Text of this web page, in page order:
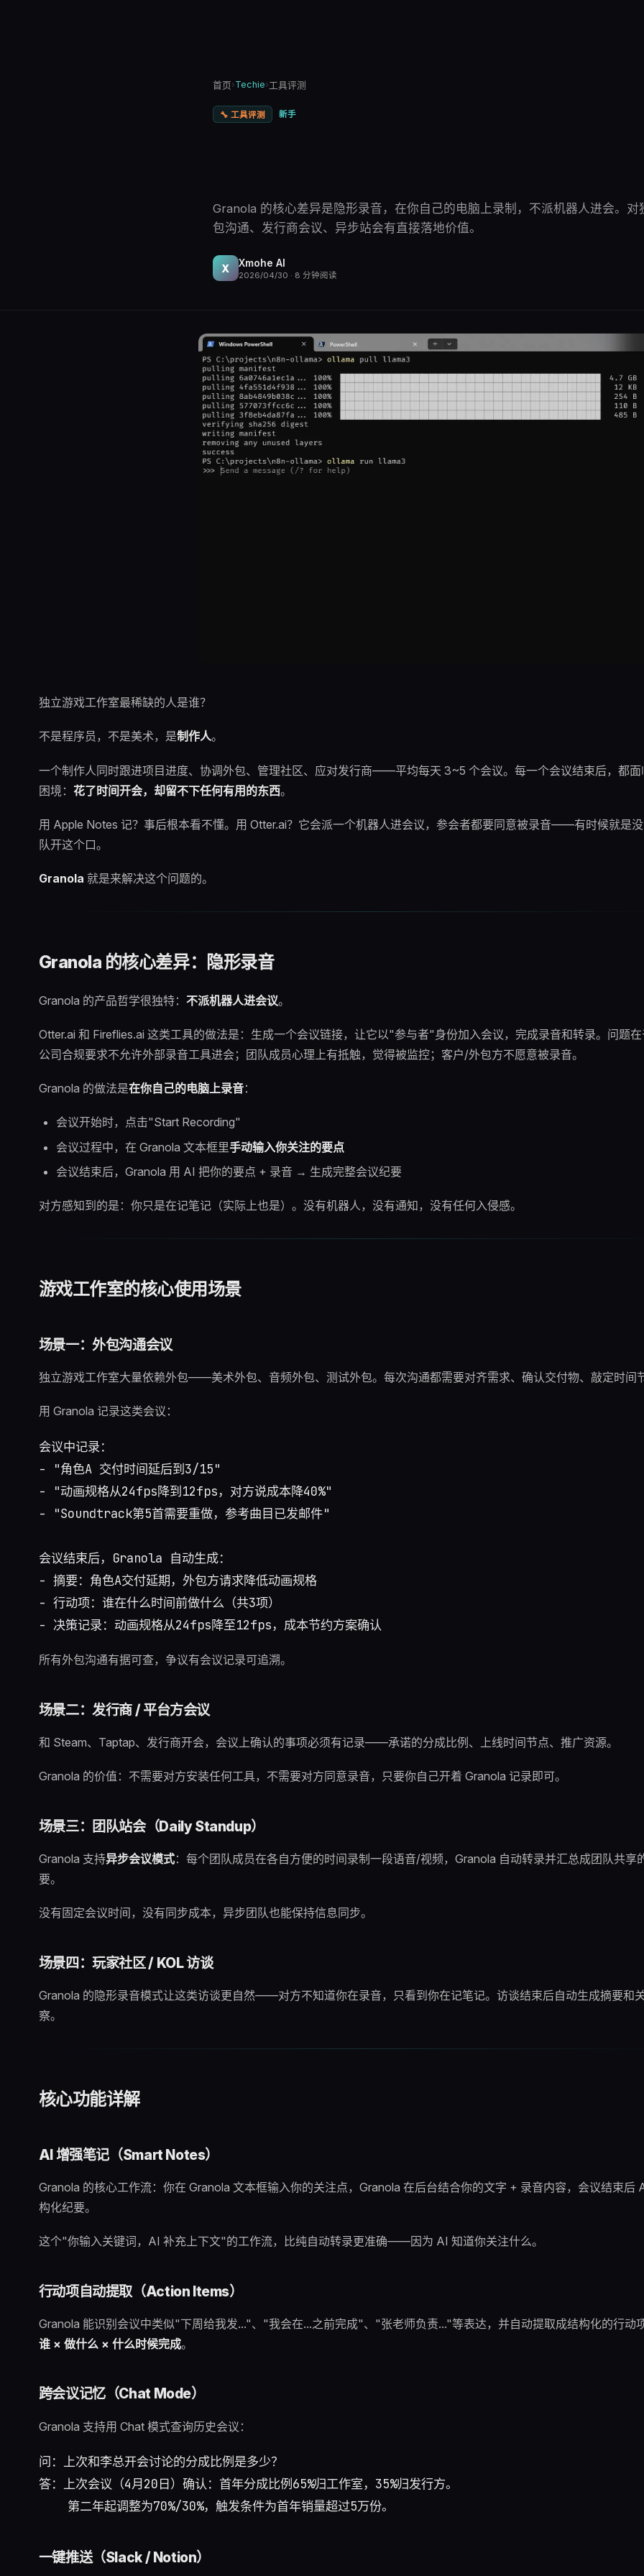
首页›Techie›工具评测
🔧 工具评测 新手
Granola 的核心差异是隐形录音，在你自己的电脑上录制，不派机器人进会。对
包沟通、发行商会议、异步站会有直接落地价值。
X Xmohe AI
2026/04/30 · 8 分钟阅读
独立游戏工作室最稀缺的人是谁？
不是程序员，不是美术，是制作人。
一个制作人同时跟进项目进度、协调外包、管理社区、应对发行商——平均每天 3~5 个会议。每一个会议结束后，都面
困境： 花了时间开会，却留不下任何有用的东西。
用 Apple Notes 记？事后根本看不懂。用 Otter.ai？它会派一个机器人进会议，参会者都要同意被录音——有时候就是
队开这个口。
Granola 就是来解决这个问题的。
Granola 的核心差异：隐形录音
Granola 的产品哲学很独特： 不派机器人进会议。
Otter.ai 和 Fireflies.ai 这类工具的做法是：生成一个会议链接，让它以"参与者"身份加入会议，完成录音和转录。问题
公司合规要求不允许外部录音工具进会；团队成员心理上有抵触，觉得被监控；客户/外包方不愿意被录音。
Granola 的做法是在你自己的电脑上录音：
会议开始时，点击"Start Recording"
会议过程中，在 Granola 文本框里手动输入你关注的要点
会议结束后，Granola 用 AI 把你的要点 + 录音 → 生成完整会议纪要
对方感知到的是：你只是在记笔记（实际上也是）。没有机器人，没有通知，没有任何入侵感。
游戏工作室的核心使用场景
场景一：外包沟通会议
独立游戏工作室大量依赖外包——美术外包、音频外包、测试外包。每次沟通都需要对齐需求、确认交付物、敲定时间
用 Granola 记录这类会议：
会议中记录：
- "角色A 交付时间延后到3/15"
- "动画规格从24fps降到12fps，对方说成本降40%"
- "Soundtrack第5首需要重做，参考曲目已发邮件"
会议结束后，Granola 自动生成：
- 摘要：角色A交付延期，外包方请求降低动画规格
- 行动项：谁在什么时间前做什么（共3项）
所有外包沟通有据可查，争议有会议记录可追溯。
场景二：发行商 / 平台方会议
和 Steam、Taptap、发行商开会，会议上确认的事项必须有记录——承诺的分成比例、上线时间节点、推广资源。
Granola 的价值：不需要对方安装任何工具，不需要对方同意录音，只要你自己开着 Granola 记录即可。
场景三：团队站会（Daily Standup）
Granola 支持异步会议模式：每个团队成员在各自方便的时间录制一段语音/视频，Granola 自动转录并汇总成团队共享
要。
没有固定会议时间，没有同步成本，异步团队也能保持信息同步。
场景四：玩家社区 / KOL 访谈
Granola 的隐形录音模式让这类访谈更自然——对方不知道你在录音，只看到你在记笔记。访谈结束后自动生成摘要和
察。
核心功能详解
AI 增强笔记（Smart Notes）
Granola 的核心工作流：你在 Granola 文本框输入你的关注点，Granola 在后台结合你的文字 + 录音内容，会议结束后
构化纪要。
这个"你输入关键词，AI 补充上下文"的工作流，比纯自动转录更准确——因为 AI 知道你关注什么。
行动项自动提取（Action Items）
Granola 能识别会议中类似"下周给我发..."、"我会在...之前完成"、"张老师负责..."等表达，并自动提取成结构化的行动
谁 × 做什么 × 什么时候完成。
跨会议记忆（Chat Mode）
Granola 支持用 Chat 模式查询历史会议：
问：上次和李总开会讨论的分成比例是多少？
答：上次会议（4月20日）确认：首年分成比例65%归工作室，35%归发行方。
一键推送（Slack / Notion）